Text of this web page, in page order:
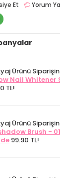
Et Yorum
Ürünü
Nail
TL!
Ürünü
Brush -
99.90 TL!